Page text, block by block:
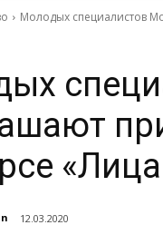
Молодых специалистов
12.03.2020